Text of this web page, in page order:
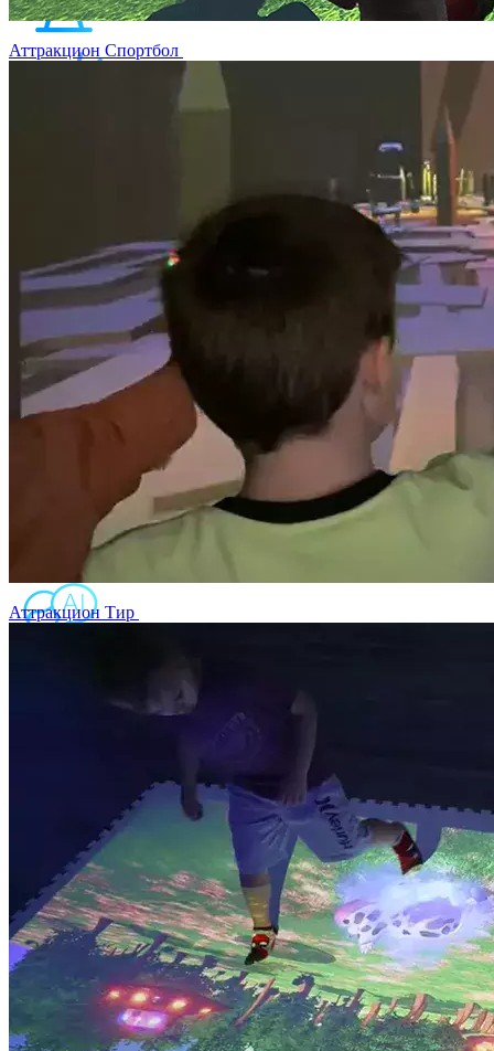
Аттракцион Спортбол
Аттракцион Тир
Выберите продукт
Образование
Игровые решения
Интерактивный парк для детей